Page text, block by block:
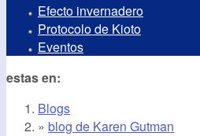
Efecto invernadero
Protocolo de Kioto
Eventos
estas en:
Blogs
» blog de Karen Gutman